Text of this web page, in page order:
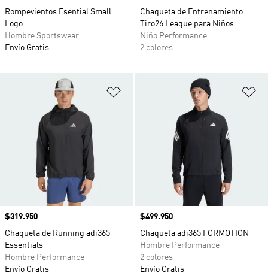
Rompevientos Esential Small
Logo
Hombre Sportswear
Envío Gratis
Chaqueta de Entrenamiento
Tiro26 League para Niños
Niño Performance
2 colores
Añadir a la lista de deseos
Precio
$319.950
Chaqueta de Running adi365
Essentials
Hombre Performance
Envío Gratis
Precio
$499.950
Chaqueta adi365 FORMOTION
Hombre Performance
2 colores
Envío Gratis